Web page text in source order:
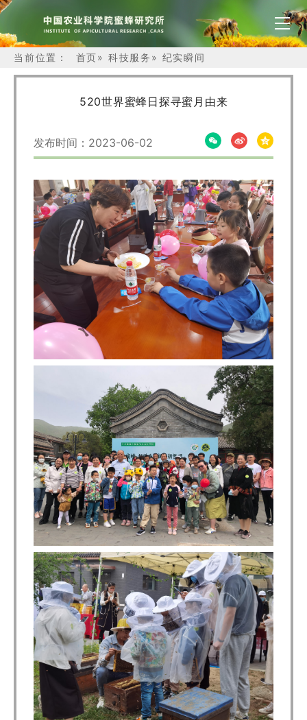
当前位置： 首页» 科技服务 » 纪实瞬间
520世界蜜蜂日探寻蜜月由来
发布时间：2023-06-02